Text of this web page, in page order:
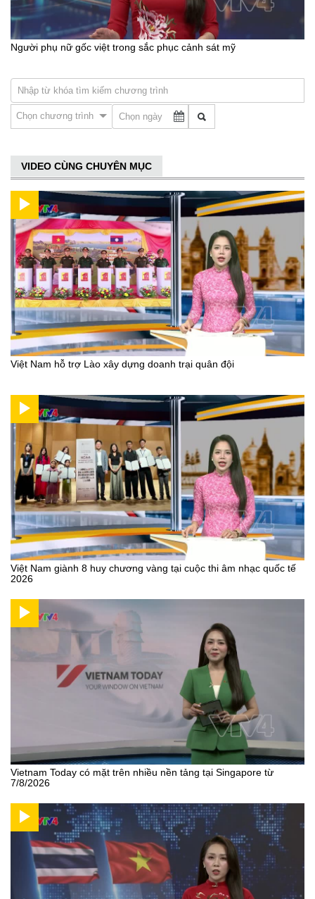
Người phụ nữ gốc việt trong sắc phục cảnh sát mỹ
Chọn chương trình
VIDEO CÙNG CHUYÊN MỤC
Việt Nam hỗ trợ Lào xây dựng doanh trại quân đội
Việt Nam giành 8 huy chương vàng tại cuộc thi âm nhạc quốc tế
2026
Vietnam Today có mặt trên nhiều nền tảng tại Singapore từ
7/8/2026